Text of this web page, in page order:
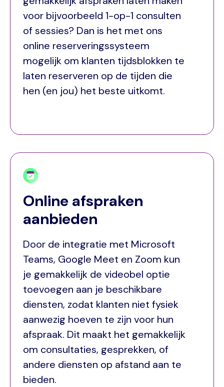
voor bijvoorbeeld 1-op-1 consulten
of sessies? Dan is het met ons
online reserveringssysteem
mogelijk om klanten tijdsblokken te
laten reserveren op de tijden die
hen (en jou) het beste uitkomt.
Online afspraken
aanbieden
Door de integratie met Microsoft
Teams, Google Meet en Zoom kun
je gemakkelijk de videobel optie
toevoegen aan je beschikbare
diensten, zodat klanten niet fysiek
aanwezig hoeven te zijn voor hun
afspraak. Dit maakt het gemakkelijk
om consultaties, gesprekken, of
andere diensten op afstand aan te
bieden.